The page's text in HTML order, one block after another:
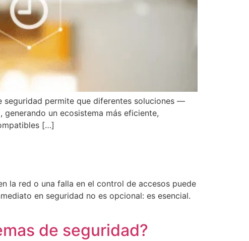
seguridad permite que diferentes soluciones —
un ecosistema más eficiente,
[…]
la red o una falla en el control de accesos puede
en seguridad no es opcional: es esencial.
de seguridad?